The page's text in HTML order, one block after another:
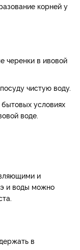
корней у
черенки в ивовой
чистую воду.
условиях
воде.
и
и воды можно
в